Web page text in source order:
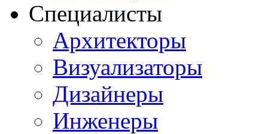
Специалисты
Архитекторы
Визуализаторы
Дизайнеры
Инженеры